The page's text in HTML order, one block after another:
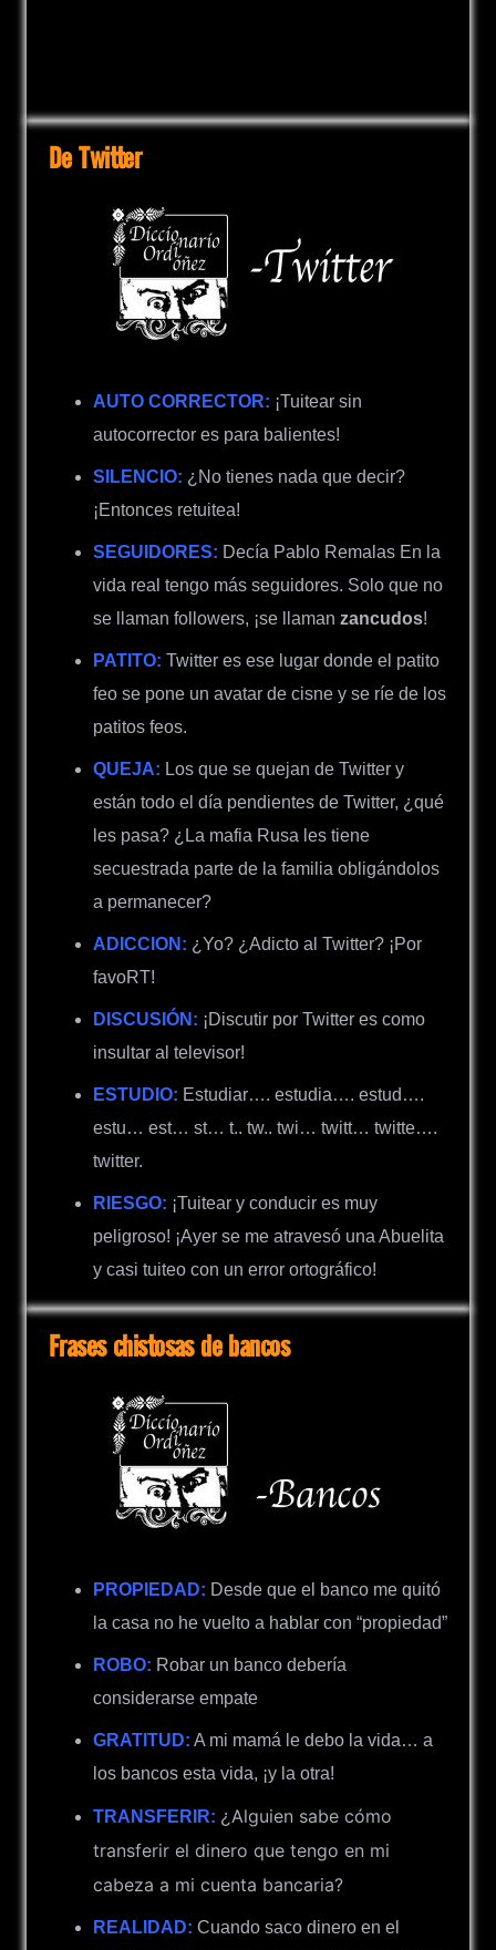
De Twitter
AUTO CORRECTOR: ¡Tuitear sin
autocorrector es para balientes!
SILENCIO: ¿No tienes nada que decir?
¡Entonces retuitea!
SEGUIDORES: Decía Pablo Remalas En la
vida real tengo más seguidores. Solo que no
se llaman followers, ¡se llaman zancudos!
PATITO: Twitter es ese lugar donde el patito
feo se pone un avatar de cisne y se ríe de los
patitos feos.
QUEJA: Los que se quejan de Twitter y
están todo el día pendientes de Twitter, ¿ qué
les pasa? ¿ La mafia Rusa les tiene
secuestrada parte de la familia obligándolos
a permanecer?
ADICCION: ¿ Yo? ¿ Adicto al Twitter? ¡Por
favoRT!
DISCUSIÓN: ¡Discutir por Twitter es como
insultar al televisor!
ESTUDIO: Estudiar…. estudia…. estud….
estu… est… st… t.. tw.. twi… twitt… twitte….
twitter.
RIESGO: ¡Tuitear y conducir es muy
peligroso! ¡Ayer se me atravesó una Abuelita
y casi tuiteo con un error ortográfico!
Frases chistosas de bancos
PROPIEDAD: Desde que el banco me quitó
la casa no he vuelto a hablar con “propiedad”
ROBO: Robar un banco debería
considerarse empate
GRATITUD: A mi mamá le debo la vida… a
los bancos esta vida, ¡y la otra!
TRANSFERIR: ¿ Alguien sabe cómo
transferir el dinero que tengo en mi
cabeza a mi cuenta bancaria?
REALIDAD: Cuando saco dinero en el